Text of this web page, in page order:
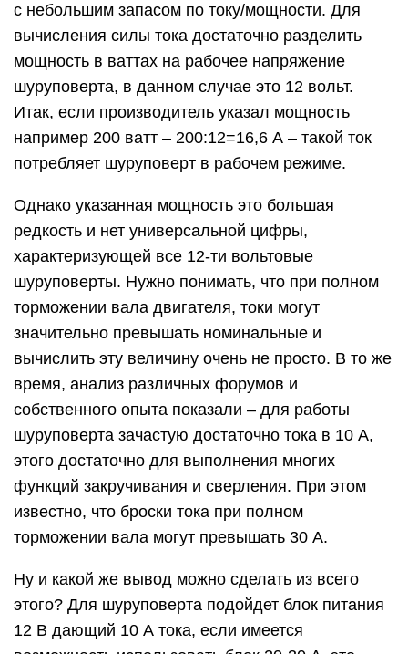
с небольшим запасом по току/мощности. Для
вычисления силы тока достаточно разделить
мощность в ваттах на рабочее напряжение
шуруповерта, в данном случае это 12 вольт.
Итак, если производитель указал мощность
например 200 ватт – 200:12=16,6 А – такой ток
потребляет шуруповерт в рабочем режиме.
Однако указанная мощность это большая
редкость и нет универсальной цифры,
характеризующей все 12-ти вольтовые
шуруповерты. Нужно понимать, что при полном
торможении вала двигателя, токи могут
значительно превышать номинальные и
вычислить эту величину очень не просто. В то же
время, анализ различных форумов и
собственного опыта показали – для работы
шуруповерта зачастую достаточно тока в 10 А,
этого достаточно для выполнения многих
функций закручивания и сверления. При этом
известно, что броски тока при полном
торможении вала могут превышать 30 А.
Ну и какой же вывод можно сделать из всего
этого? Для шуруповерта подойдет блок питания
12 В дающий 10 А тока, если имеется